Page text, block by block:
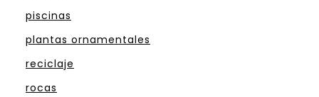
piscinas
plantas ornamentales
reciclaje
rocas